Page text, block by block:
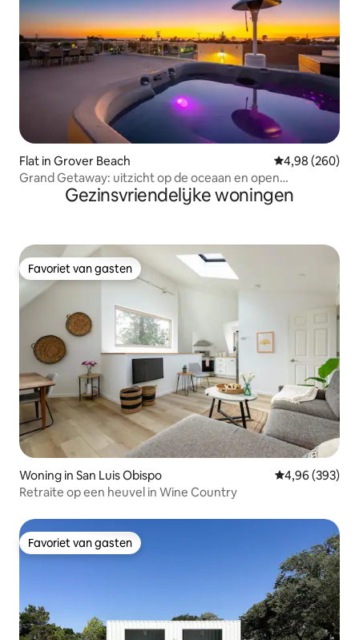
Flat in Grover Beach Gemiddelde
4,98 (260)
Grand Getaway: uitzicht op de oceaan en open
leefruimte!Gezinsvriendelijke woningen
Favoriet van gasten
Favoriet van gasten
Woning in San Luis Obispo Gemiddelde
4,96 (393)
Retraite op een heuvel in Wine Country
Favoriet van gasten
Favoriet van gasten